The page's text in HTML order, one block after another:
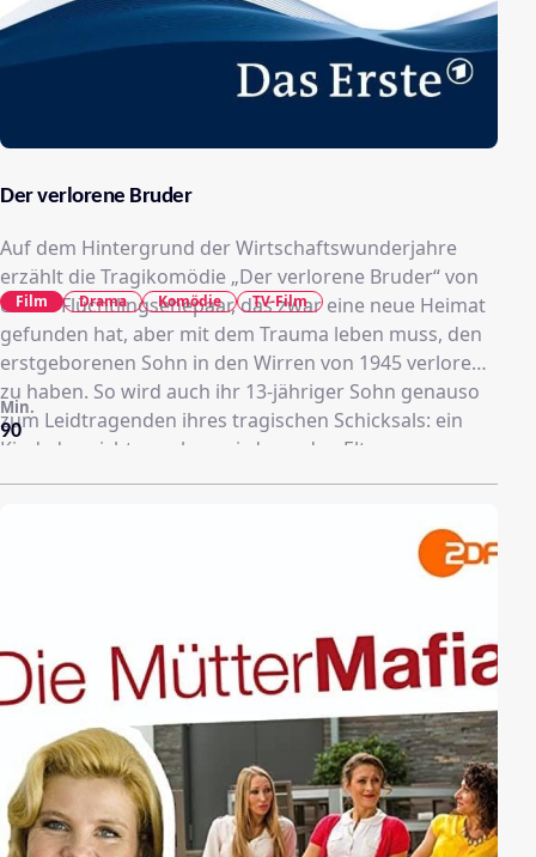
Der verlorene Bruder
Auf dem Hintergrund der Wirtschaftswunderjahre
erzählt die Tragikomödie „Der verlorene Bruder“ von
einem Flüchtlingsehepaar, das zwar eine neue Heimat
gefunden hat, aber mit dem Trauma leben muss, den
erstgeborenen Sohn in den Wirren von 1945 verloren
zu haben. So wird auch ihr 13-jähriger Sohn genauso
zum Leidtragenden ihres tragischen Schicksals: ein
Kind, das nicht gesehen wird von den Eltern.
90
Min.
Film Drama Komödie TV-Film